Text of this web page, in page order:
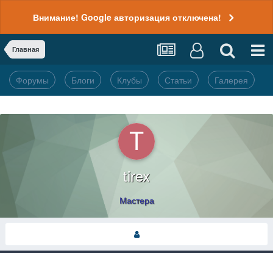
Внимание! Google авторизация отключена!
Главная
Форумы Блоги Клубы Статьи Галерея
tirex
Мастера